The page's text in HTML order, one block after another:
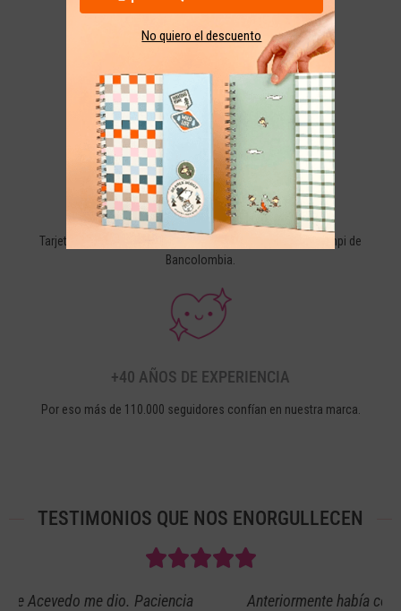
GARANTÍA Y DEVOLUCIONES
30 días calendario desde la fecha de tu compra.
PAGO SEGURO
Tarjetas de crédito, débito y PSE. Con la seguridad de Wompi de
Bancolombia.
+40 AÑOS DE EXPERIENCIA
Por eso más de 110.000 seguidores confían en nuestra marca.
TESTIMONIOS QUE NOS ENORGULLECEN
Anteriormente había comprado en la misma página y
No quiero el descuento